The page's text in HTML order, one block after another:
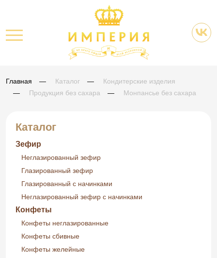
Главная Каталог
Кондитерские изделия
Продукция без сахара
Монпансье без сахара
Каталог
Зефир
Неглазированный зефир
Глазированный зефир
Глазированный с начинками
Неглазированный зефир с начинками
Конфеты
Конфеты неглазированные
Конфеты сбивные
Конфеты желейные